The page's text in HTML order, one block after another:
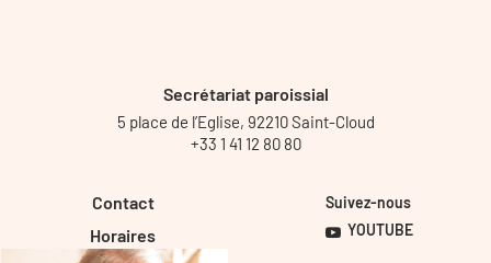
Secrétariat paroissial
5 place de l’Eglise, 92210 Saint-Cloud
+33 1 41 12 80 80
Contact
Horaires
Suivez-nous
YOUTUBE